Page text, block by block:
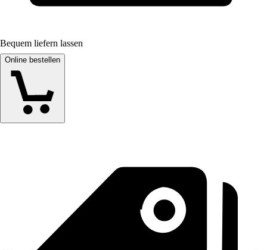
Bequem liefern lassen
Online bestellen